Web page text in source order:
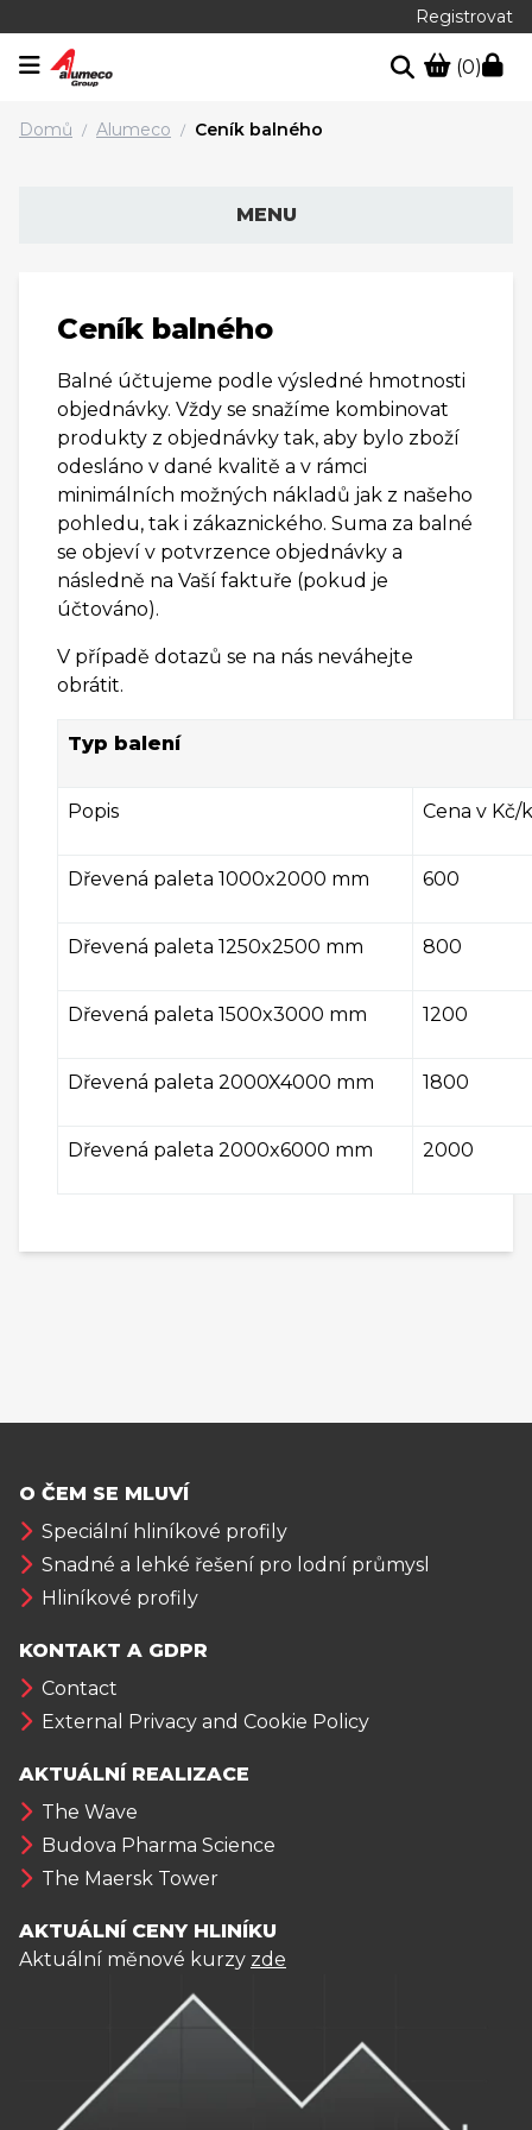
Registrovat
(0)
Domů / Alumeco / Ceník balného
MENU
Ceník balného
Balné účtujeme podle výsledné hmotnosti
objednávky. Vždy se snažíme kombinovat
produkty z objednávky tak, aby bylo zboží
odesláno v dané kvalitě a v rámci
minimálních možných nákladů jak z našeho
pohledu, tak i zákaznického. Suma za balné
se objeví v potvrzence objednávky a
následně na Vaší faktuře (pokud je
účtováno).
V případě dotazů se na nás neváhejte
obrátit.
Typ balení
Popis Cena v Kč/
Dřevená paleta 1000x2000 mm 600
Dřevená paleta 1250x2500 mm 800
Dřevená paleta 1500x3000 mm 1200
Dřevená paleta 2000X4000 mm 1800
Dřevená paleta 2000x6000 mm 2000
O ČEM SE MLUVÍ
Speciální hliníkové profily
Snadné a lehké řešení pro lodní průmysl
Hliníkové profily
KONTAKT A GDPR
Contact
External Privacy and Cookie Policy
AKTUÁLNÍ REALIZACE
The Wave
Budova Pharma Science
The Maersk Tower
AKTUÁLNÍ CENY HLINÍKU
Aktuální měnové kurzy zde